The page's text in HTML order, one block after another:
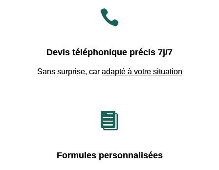

Devis téléphonique précis 7j/7
Sans surprise, car adapté à votre situation

Formules personnalisées